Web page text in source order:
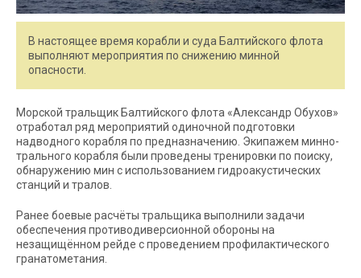
В настоящее время корабли и суда Балтийского флота
выполняют мероприятия по снижению минной
опасности.
Морской тральщик Балтийского флота «Александр Обухов»
отработал ряд мероприятий одиночной подготовки
надводного корабля по предназначению. Экипажем минно-
трального корабля были проведены тренировки по поиску,
обнаружению мин с использованием гидроакустических
станций и тралов.
Ранее боевые расчёты тральщика выполнили задачи
обеспечения противодиверсионной обороны на
незащищённом рейде с проведением профилактического
гранатометания.